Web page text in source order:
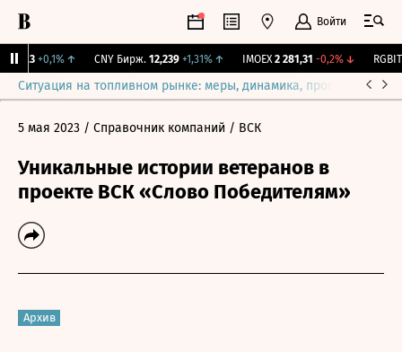
Войти
+0,1% ↑ CNY Бирж. 12,239 +1,31% ↑ IMOEX 2 281,31 -0,2%↓ RGBITR
Ситуация на топливном рынке: меры, динамика, прогнозы
5 мая 2023 / Справочник компаний / ВСК
Уникальные истории ветеранов в
проекте ВСК «Слово Победителям»
Архив